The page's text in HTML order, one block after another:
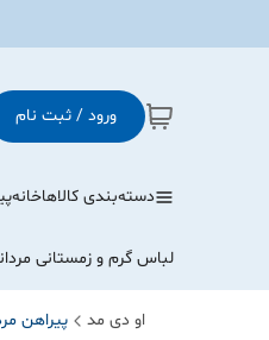
ورود / ثبت نام
دسته‌بندی کالاهاخانه
لباس گرم و زمستانی
او دی مد پیراهن